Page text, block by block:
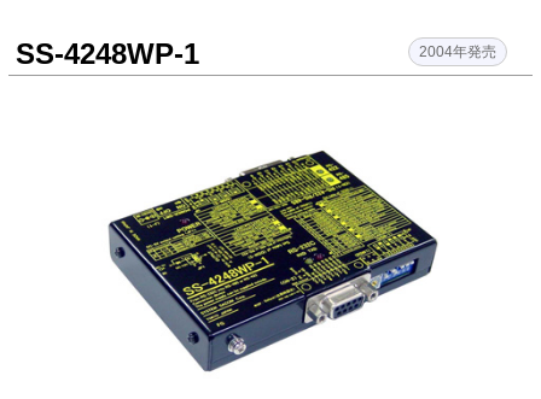
各種ダウンロード
会社情報
お問い合わせ
SS-4248WP-1 2004年発売